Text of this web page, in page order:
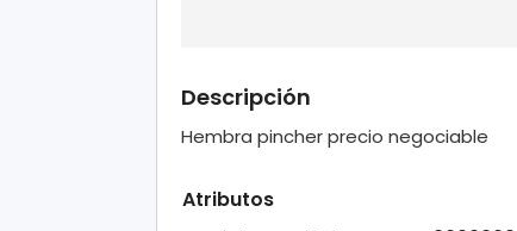
Descripción
Hembra pincher precio negociable
Atributos